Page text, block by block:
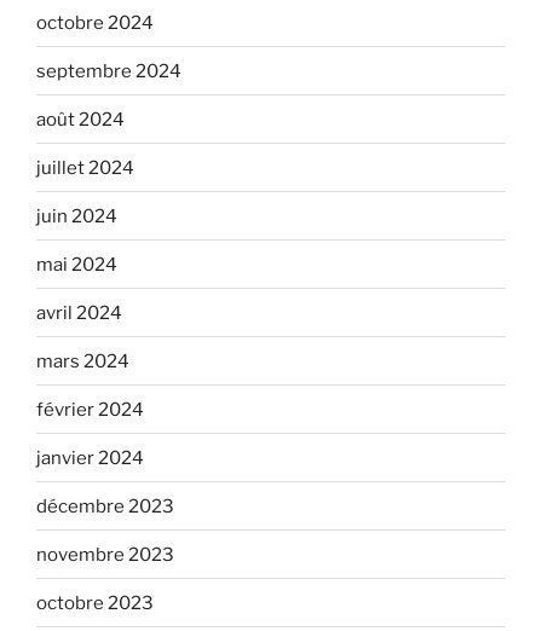
octobre 2024
septembre 2024
août 2024
juillet 2024
juin 2024
mai 2024
avril 2024
mars 2024
février 2024
janvier 2024
décembre 2023
novembre 2023
octobre 2023